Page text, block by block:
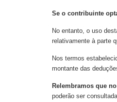
Se o contribuinte
No entanto, o uso
relativamente à parte
Nos termos
montante das
Relembramos que
poderão ser